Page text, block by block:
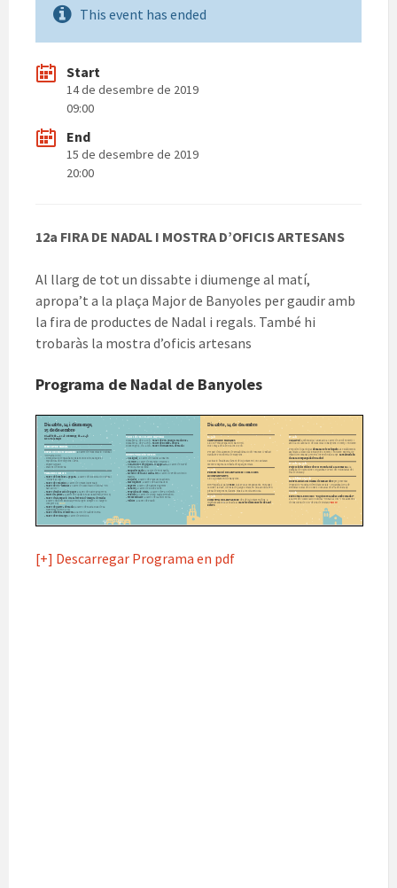
This event has ended
Start
14 de desembre de 2019
09:00
End
15 de desembre de 2019
20:00
12a FIRA DE NADAL I MOSTRA D’OFICIS ARTESANS
Al llarg de tot un dissabte i diumenge al matí,
apropa’t a la plaça Major de Banyoles per gaudir amb
la fira de productes de Nadal i regals. També hi
trobaràs la mostra d’oficis artesans
Programa de Nadal de Banyoles
[+] Descarregar Programa en pdf